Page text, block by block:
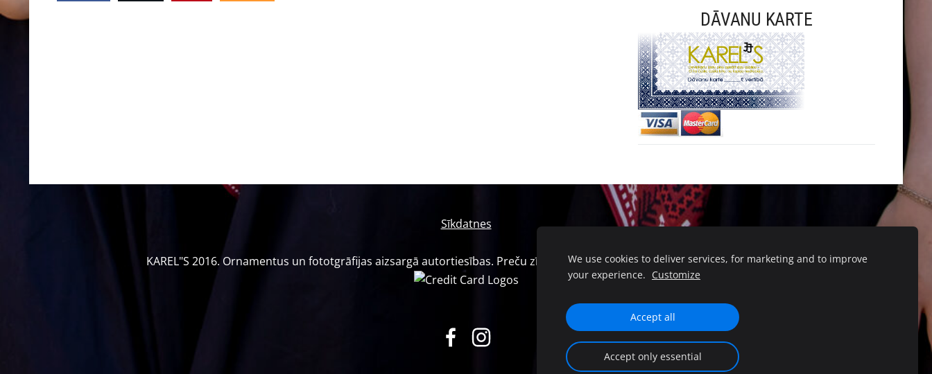
DĀVANU KARTE
Sīkdatnes
KAREL"S 2016. Ornamentus un fototgrāfijas aizsargā autortiesības. Preču zīme Nr.M 72 816. Latvija, Mārupe, Lielā iela 39-46
We use cookies to deliver services, for marketing and to improve
your experience. Customize
Accept all
Accept only essential